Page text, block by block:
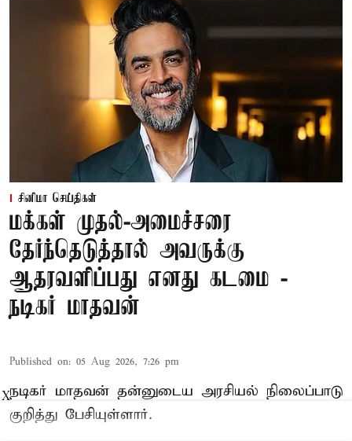
சினிமா செய்திகள்
மக்கள் முதல்-அமைச்சரை
தேர்ந்தெடுத்தால் அவருக்கு
ஆதரவளிப்பது எனது கடமை -
நடிகர் மாதவன்
Published on: 05 Aug 2026, 7:26 pm
நடிகர் மாதவன் தன்னுடைய அரசியல் நிலைப்பாடு
குறித்து பேசியுள்ளார்.
X